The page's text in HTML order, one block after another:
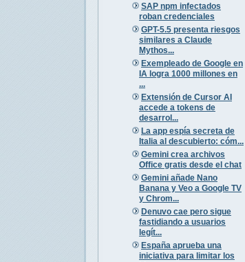
SAP npm infectados
roban credenciales
GPT-5.5 presenta riesgos
similares a Claude
Mythos...
Exempleado de Google en
IA logra 1000 millones en
...
Extensión de Cursor AI
accede a tokens de
desarrol...
La app espía secreta de
Italia al descubierto: cóm...
Gemini crea archivos
Office gratis desde el chat
Gemini añade Nano
Banana y Veo a Google TV
y Chrom...
Denuvo cae pero sigue
fastidiando a usuarios
legít...
España aprueba una
iniciativa para limitar los